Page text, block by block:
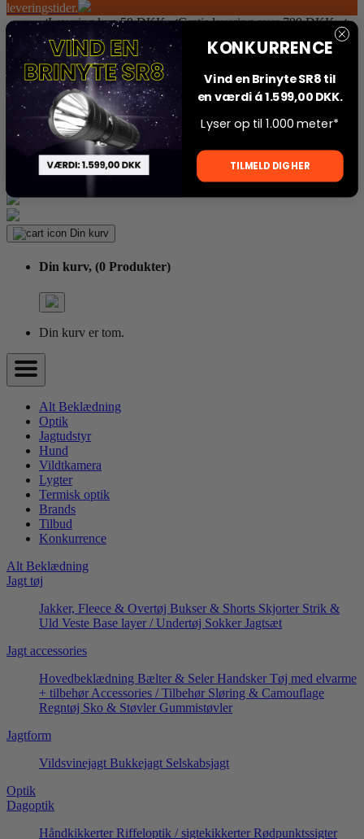
leveringstider.
Levering kun 59 DKK
Gratis levering over 799 DKK
Sikker online betaling
Dansk Butik
Konto
Din kurv
Din kurv,(0 Produkter)
Din kurv er tom.
Din kurv
Din kurv, (0 Produkter)
Din kurv er tom.
Alt Beklædning
Optik
Jagtudstyr
Hund
Vildtkamera
Lygter
Termisk optik
Brands
Tilbud
Konkurrence
Alt Beklædning
Jagt tøj
Jakker, Fleece & Overtøj Bukser & Shorts Skjorter Strik &
Uld Veste Base layer / Undertøj Sokker Jagtsæt
Jagt accessories
Hovedbeklædning Bælter & Seler Handsker Tøj med elvarme
+ tilbehør Accessories / Tilbehør Sløring & Camouflage
Regntøj Sko & Støvler Gummistøvler
Jagtform
Vildsvinejagt Bukkejagt Selskabsjagt
Optik
Dagoptik
Håndkikkerter Riffeloptik / sigtekikkerter Rødpunktssigter
KONKURRENCE
Vind en Brinyte SR8 til
en værdi á 1.599,00 DKK.
Lyser op til 1.000 meter*
TILMELD DIG HER